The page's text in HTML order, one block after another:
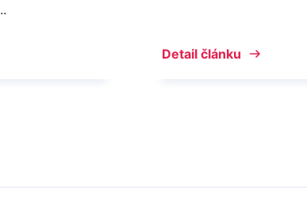
Detail článku